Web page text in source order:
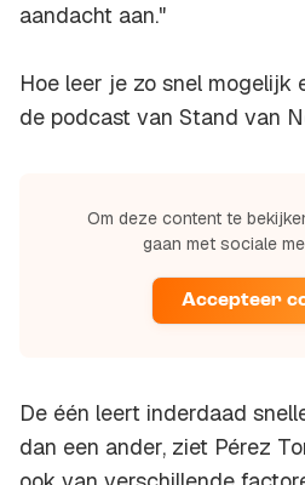
aandacht aan."
Hoe leer je zo snel mogelijk
de podcast van Stand van
Om deze content te
gaan met sociale
Accepteer
De één leert inderdaad
dan een ander, ziet Pérez